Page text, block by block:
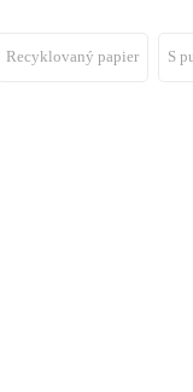
Recyklovaný papier S